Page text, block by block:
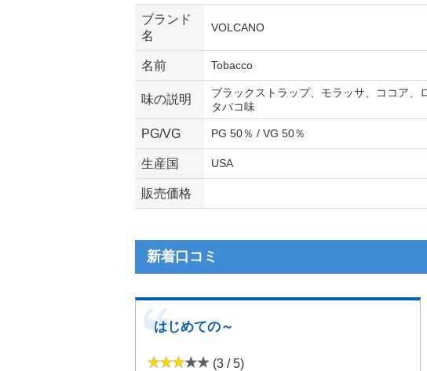
ブランド
名
VOLCANO
名前 Tobacco
味の説明
ブラックストラップ、モラッサ、ココア
タバコ味
PG/VG PG 50％ / VG 50％
生産国 USA
販売価格
新着口コミ
はじめての～
(3 / 5)